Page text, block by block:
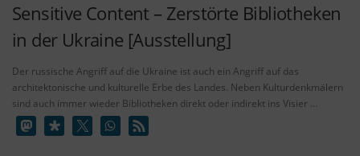
Sensitive Content – Zerstörte Bibliotheken
in der Ukraine [Ausstellung]
Der russische Angriff auf die Ukraine ist auch ein Angriff auf das
architektonische und kulturelle Erbe des Landes. Neben Kulturdenkmälern
sind auch immer wieder Bibliotheken direkt oder indirekt ins Visier …